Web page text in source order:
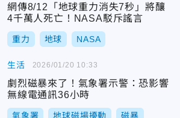
網傳8/12「地球重力消失7秒」將釀
4千萬人死亡！NASA駁斥謠言
重力 地球 NASA
生活
劇烈磁暴來了！氣象署示警：恐影響
無線電通訊36小時
氣象署 地球磁場擾動 磁暴
2026/01/20 10:33